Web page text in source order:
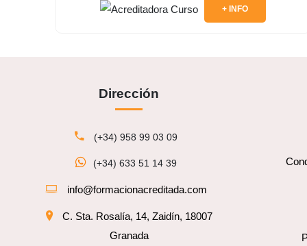
+ INFO
Dirección
(+34) 958 99 03 09
(+34) 633 51 14 39
info@formacionacreditada.com
C. Sta. Rosalía, 14, Zaidín, 18007
Granada